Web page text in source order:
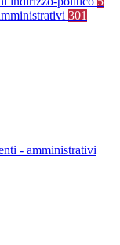
301
- amministrativi